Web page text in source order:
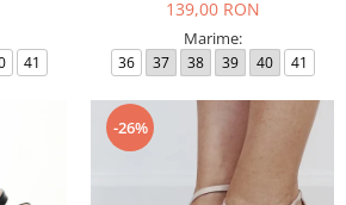
41
139,00 RON
Marime:
36 37 38 39 40 41
-26%